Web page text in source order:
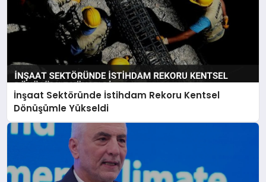
İnşaat Sektöründe İstihdam Rekoru Kentsel
Dönüşümle Yükseldi